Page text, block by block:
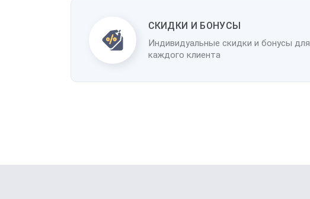
CКИДКИ И БОНУСЫ
Индивидуальные скидки и бонусы для
каждого клиента